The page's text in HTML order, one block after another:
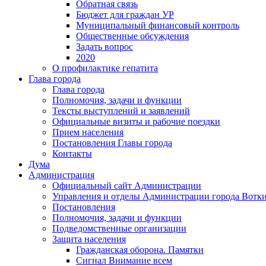
Обратная связь
Бюджет для граждан УР
Муниципальный финансовый контроль
Общественные обсуждения
Задать вопрос
2020
О профилактике гепатита
Глава города
Глава города
Полномочия, задачи и функции
Тексты выступлений и заявлений
Официальные визиты и рабочие поездки
Прием населения
Постановления Главы города
Контакты
Дума
Администрация
Официальный сайт Администрации
Управления и отделы Администрации города
Постановления
Полномочия, задачи и функции
Подведомственные организации
Защита населения
Гражданская оборона. Памятки
Сигнал Внимание всем